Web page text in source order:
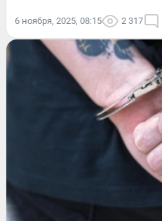
6 ноября, 2025, 08:15 2 317